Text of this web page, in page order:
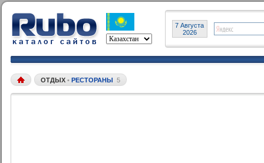
7 Августа
2026
ОТДЫХ • РЕСТОРАНЫ 5